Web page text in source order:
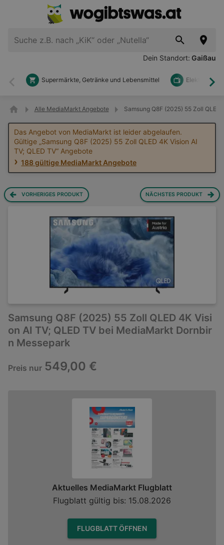
Dein Standort: Gaißau
Zurück
Supermärkte, Getränke und Lebensmittel Elektronik
Alle MediaMarkt Angebote Samsung Q8F (2025) 55 Zoll
Das Angebot von MediaMarkt ist leider abgelaufen.
Gültige „Samsung Q8F (2025) 55 Zoll QLED 4K Vision AI
TV; QLED TV“ Angebote
188 gültige MediaMarkt Angebote
VORHERIGES PRODUKT NÄCHSTES PRODUKT
Samsung Q8F (2025) 55 Zoll QLED 4K Visi
on AI TV; QLED TV bei MediaMarkt Dornbir
n Messepark
Preis nur 549,00 €
Aktuelles MediaMarkt Flugblatt
Flugblatt gültig bis: 15.08.2026
FLUGBLATT ÖFFNEN